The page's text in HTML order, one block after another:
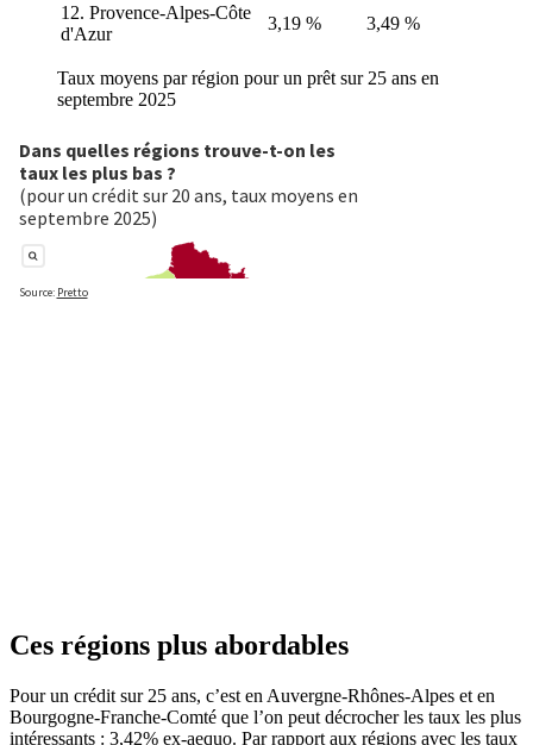
12. Provence-Alpes-Côte
d'Azur
3,19 % 3,49 %
Taux moyens par région pour un prêt sur 25 ans en
septembre 2025
Ces régions plus abordables
Pour un crédit sur 25 ans, c’est en Auvergne-Rhônes-Alpes et en
Bourgogne-Franche-Comté que l’on peut décrocher les taux les plus
intéressants : 3,42% ex-aequo. Par rapport aux régions avec les taux